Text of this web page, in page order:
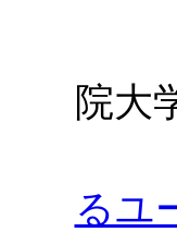
座
院大
るユ